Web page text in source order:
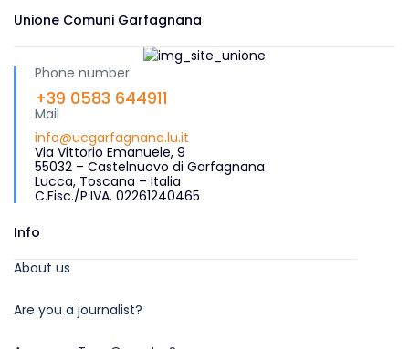
Unione Comuni Garfagnana
Phone number
+39 0583 644911
Mail
info@ucgarfagnana.lu.it
Via Vittorio Emanuele, 9
55032 – Castelnuovo di Garfagnana
Lucca, Toscana – Italia
C.Fisc./P.IVA. 02261240465
Info
About us
Are you a journalist?